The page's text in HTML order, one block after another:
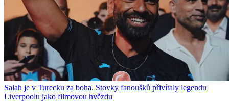
Salah je v Turecku za boha. Stovky fanoušků přivítaly legendu
Liverpoolu jako filmovou hvězdu